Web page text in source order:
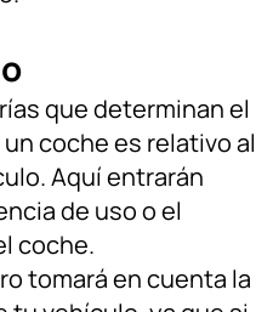
que determinan el
coche es relativo al
Aquí entrarán
de uso o el
coche.
tomará en cuenta la